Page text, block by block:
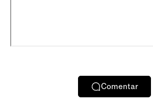
Comentar